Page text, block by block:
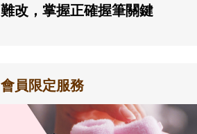
難改，掌握正確握筆關鍵
會員限定服務